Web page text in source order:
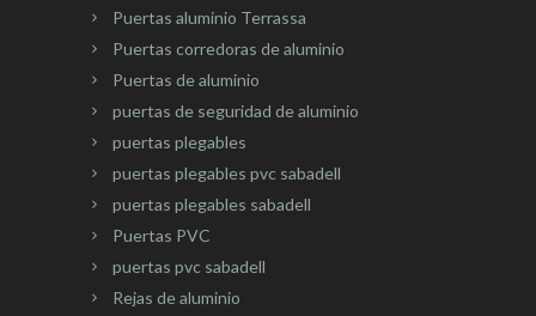
Puertas aluminio Terrassa
Puertas corredoras de aluminio
Puertas de aluminio
puertas de seguridad de aluminio
puertas plegables
puertas plegables pvc sabadell
puertas plegables sabadell
Puertas PVC
puertas pvc sabadell
Rejas de aluminio